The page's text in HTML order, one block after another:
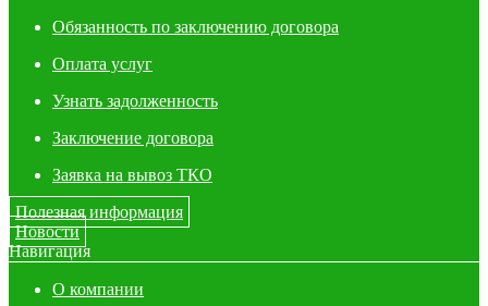
Обязанность по заключению договора
Оплата услуг
Узнать задолженность
Заключение договора
Заявка на вывоз ТКО
Полезная информация
Новости
Навигация
О компании